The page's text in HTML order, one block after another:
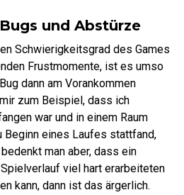
und Abstürze
Schwierigkeitsgrad des Games
Frustmomente, ist es umso
dann am Vorankommen
zum Beispiel, dass ich
war und in einem Raum
Beginn eines Laufes stattfand,
man aber, dass ein
viel hart erarbeiteten
kann, dann ist das ärgerlich.